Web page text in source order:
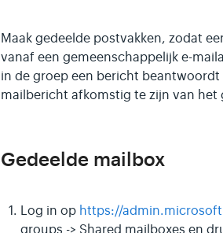
Maak gedeelde postvakken, zodat
vanaf een gemeenschappelijk e-
in de groep een bericht
mailbericht afkomstig te zijn van het
Gedeelde mailbox
Log in op https://
groups -> Shared mailboxes en